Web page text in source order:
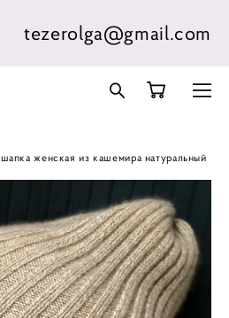
tezerolga@gmail.com
шапка женская из кашемира натуральный